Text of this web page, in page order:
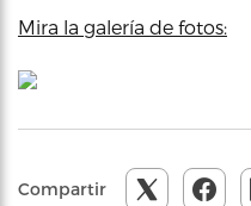
Mira la galería de fotos:
Compartir